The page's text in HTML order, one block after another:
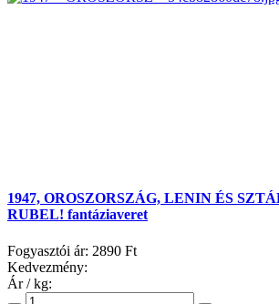
1947, OROSZORSZÁG, LENIN ÉS
RUBEL! fantáziaveret
Fogyasztói ár: 2890 Ft
Kedvezmény:
Ár / kg: